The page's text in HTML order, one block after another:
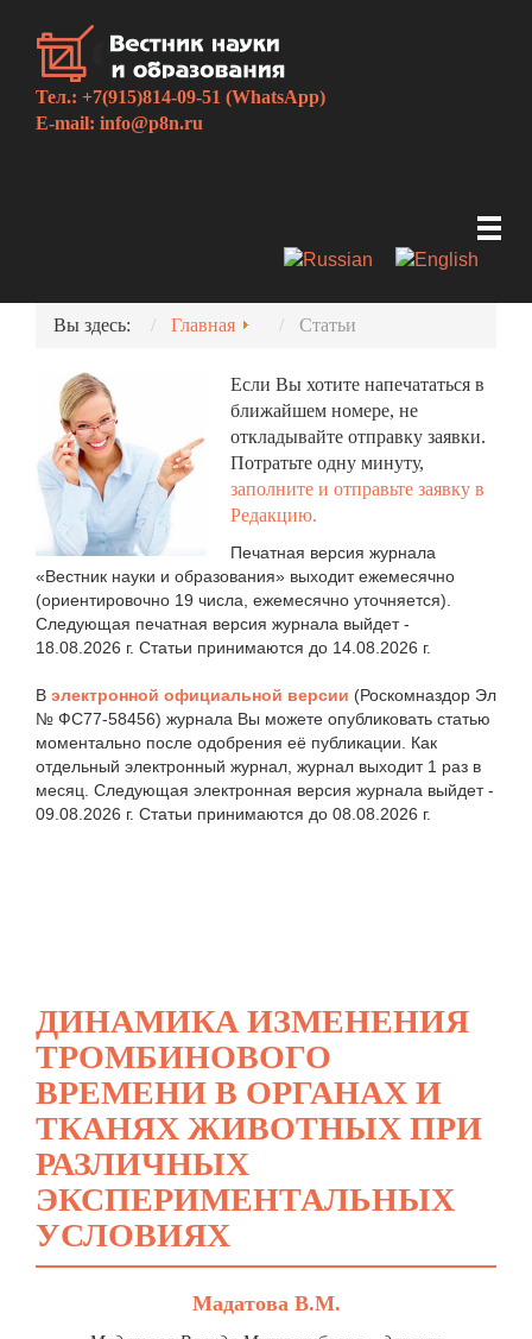
Тел.: +7(915)814-09-51 (WhatsApp)
E-mail: info@p8n.ru
Вы здесь: Главная Статьи
Если Вы хотите напечататься в
ближайшем номере, не
откладывайте отправку заявки.
Потратьте одну минуту,
заполните и отправьте заявку в
Редакцию.
Печатная версия журнала
«Вестник науки и образования» выходит ежемесячно
(ориентировочно 19 числа, ежемесячно уточняется).
Следующая печатная версия журнала выйдет -
18.08.2026 г. Статьи принимаются до 14.08.2026 г.
В электронной официальной версии (Роскомназдор Эл
№ ФС77-58456) журнала Вы можете опубликовать статью
моментально после одобрения её публикации. Как
отдельный электронный журнал, журнал выходит 1 раз в
месяц. Следующая электронная версия журнала выйдет -
09.08.2026 г. Статьи принимаются до 08.08.2026 г.
ДИНАМИКА ИЗМЕНЕНИЯ
ТРОМБИНОВОГО
ВРЕМЕНИ В ОРГАНАХ И
ТКАНЯХ ЖИВОТНЫХ ПРИ
РАЗЛИЧНЫХ
ЭКСПЕРИМЕНТАЛЬНЫХ
УСЛОВИЯХ
Мадатова В.М.